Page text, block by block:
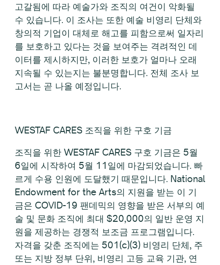
고갈됨에 따라 예술가와 조직의 여건이 악화될
수 있습니다. 이 조사는 또한 예술 비영리 단체와
창의적 기업이 대체로 해고를 피함으로써 일자리
를 보호하고 있다는 것을 보여주는 격려적인 데
이터를 제시하지만, 이러한 보호가 얼마나 오래
지속될 수 있는지는 불분명합니다. 전체 조사 보
고서는 곧 나올 예정입니다.
WESTAF CARES 조직을 위한 구호 기금
조직을 위한 WESTAF CARES 구호 기금은 5월
6일에 시작하여 5월 11일에 마감되었습니다. 빠
르게 수용 인원에 도달했기 때문입니다. National
Endowment for the Arts의 지원을 받는 이 기
금은 COVID-19 팬데믹의 영향을 받은 서부의 예
술 및 문화 조직에 최대 $20,000의 일반 운영 지
원을 제공하는 경쟁적 보조금 프로그램입니다.
자격을 갖춘 조직에는 501(c)(3) 비영리 단체, 주
또는 지방 정부 단위, 비영리 고등 교육 기관, 연